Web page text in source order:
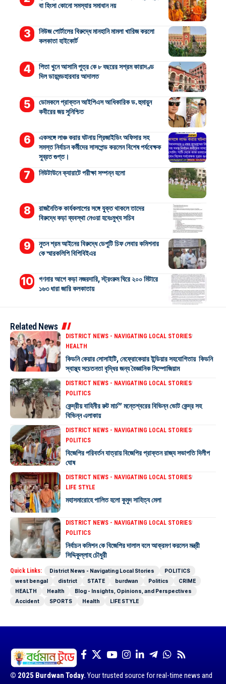
বা হিংসা কোনো সমস্যার সমাধান নয়
নিউজ পোর্টালের বিরুদ্ধে মানহানি মামলা খারিজ করলো
কলকাতা হাইকোর্ট
পিতা খুনে আসামি পুত্র কে ৮ বছরের সশ্রম কারাদণ্ড
দিল ডায়মন্ডহারবার আদালত
ডোমকলে প্রাক্তন আইপিএস আধিকারিক ড. হুমায়ুন
কবীরের জয় সুনিশ্চিত
একসঙ্গে লাঞ্চ করার ঘটনায় প্রিজাইডিং অফিসার সহ
সমস্ত নির্বাচন কর্মীদের সাসপেন্ড করলেন বিশেষ পর্যবেক্ষক
সুব্রত গুপ্ত।
নিউটাউনে ক্যারাটে পরীক্ষা সম্পন্ন হলো
রাজনৈতিক কার্যকলাপের সঙ্গে যুক্ত থাকলে তাদের
বিরুদ্ধে কড়া ব্যবস্থা নেওয়া হবেঃমুখ্য সচিব
নুতন শ্রম আইনের বিরুদ্ধে ডেপুটি চিফ লেবার কমিশনার
কে স্মারকলিপি বিপিবিইএর
গণনার আগে কড়া নজরদারি, স্ট্রংরুম ঘিরে ২০০ মিটারে
১৬৩ ধারা জারি কলকাতায়
Related News
DISTRICT NEWS - NAVIGATING LOCAL STORIES
HEALTH
কিডনি কেয়ার সোসাইটি, নেফ্রোকেয়ার ইন্ডিয়ার সহযোগিতায় কিডনি
স্বাস্থ্য সচেতনতা বৃদ্ধির জন্য বৈজ্ঞানিক সিম্পোজিয়াম
DISTRICT NEWS - NAVIGATING LOCAL STORIES
POLITICS
কেন্দ্রীয় বাহিনীর রুট মার্চ” মন্তেশ্বরের বিভিন্ন ভোট কেন্দ্র সহ
বিভিন্ন এলাকায়
DISTRICT NEWS - NAVIGATING LOCAL STORIES
POLITICS
বিজেপির পরিবর্তন যাত্রায় বিজেপির প্রাক্তন রাজ্য সভাপতি দিলীপ
ঘোষ
DISTRICT NEWS - NAVIGATING LOCAL STORIES
LIFE STYLE
মহাসমারোহে পালিত হলো কুমুদ সাহিত্য মেলা
DISTRICT NEWS - NAVIGATING LOCAL STORIES
POLITICS
নির্বাচন কমিশন কে বিজেপির দালাল বলে আক্রমণ করলেন মন্ত্রী
সিদ্দিকুল্লাহ চৌধুরী
Quick Links: District News - Navigating Local Stories
POLITICS
west bengal
district STATE burdwan Politics
CRIME
HEALTH
Health
Blog - Insights, Opinions, and Perspectives
Accident
SPORTS Health LIFE STYLE
© 2025 Burdwan Today. Your trusted source for real-time news and